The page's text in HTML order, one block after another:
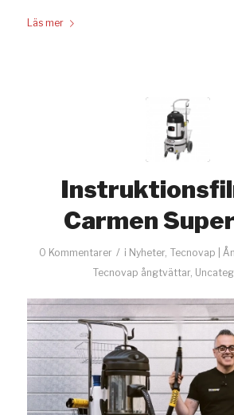
Läs mer
Carmen
0 Kommentarer / i Nyheter, Tecnovap |
Tecnovap ångtvättar,